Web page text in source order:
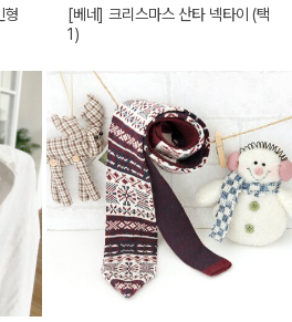
형
[베네] 크리스마스 산타 넥타이 (택
1)